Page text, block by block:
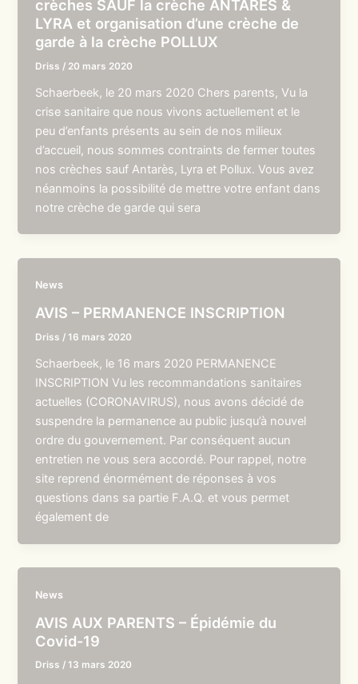
crèches SAUF la crèche ANTARES &
LYRA et organisation d’une crèche de
garde à la crèche POLLUX
Driss / 20 mars 2020
Schaerbeek, le 20 mars 2020 Chers parents, Vu la
crise sanitaire que nous vivons actuellement et le
peu d’enfants présents au sein de nos milieux
d’accueil, nous sommes contraints de fermer toutes
nos crèches sauf Antarès, Lyra et Pollux. Vous avez
néanmoins la possibilité de mettre votre enfant dans
notre crèche de garde qui sera
News
AVIS – PERMANENCE INSCRIPTION
Driss /16 mars 2020
Schaerbeek, le 16 mars 2020 PERMANENCE
INSCRIPTION Vu les recommandations sanitaires
actuelles (CORONAVIRUS), nous avons décidé de
suspendre la permanence au public jusqu’à nouvel
ordre du gouvernement. Par conséquent aucun
entretien ne vous sera accordé. Pour rappel, notre
site reprend énormément de réponses à vos
questions dans sa partie F.A.Q. et vous permet
également de
News
AVIS AUX PARENTS – Épidémie du
Covid-19
Driss /13 mars 2020